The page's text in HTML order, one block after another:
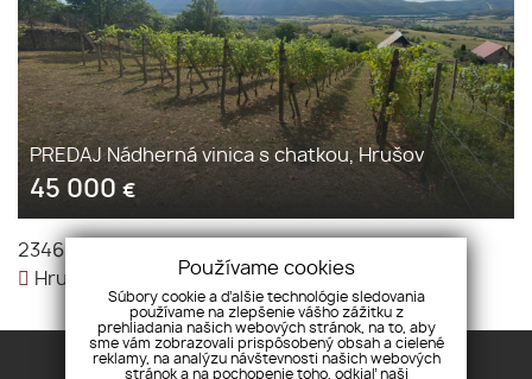
PREDAJ Nádherná vinica s chatkou, Hrušov
45 000 €
2346 m
Hrušov,
Používame cookies
Súbory cookie a ďalšie technológie sledovania
používame na zlepšenie vášho zážitku z
prehliadania našich webových stránok, na to, aby
sme vám zobrazovali prispôsobený obsah a cielené
reklamy, na analýzu návštevnosti našich webových
stránok a na pochopenie toho, odkiaľ naši